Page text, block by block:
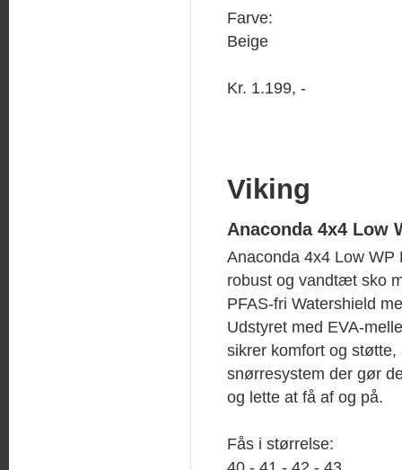
Farve:
Beige
Kr. 1.199, -
Viking
Anaconda 4x4 Low
Anaconda 4x4 Low
robust og vandtæt sko
PFAS-fri Watershield
Udstyret med EVA-
sikrer komfort og støtte,
snørresystem der gør
og lette at få af og på.
Fås i størrelse: